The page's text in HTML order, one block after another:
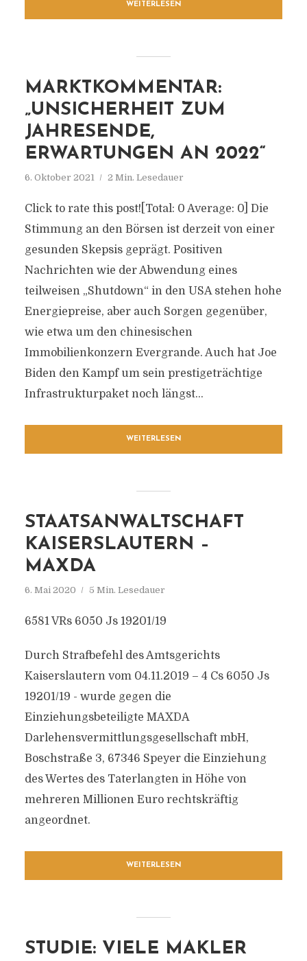
WEITERLESEN
MARKTKOMMENTAR:
„UNSICHERHEIT ZUM
JAHRESENDE,
ERWARTUNGEN AN 2022“
6. Oktober 2021 2 Min. Lesedauer
Click to rate this post![Total: 0 Average: 0] Die
Stimmung an den Börsen ist derzeit von einer
gesunden Skepsis geprägt. Positiven
Nachrichten wie der Abwendung eines
teilweisen „Shutdown“ in den USA stehen hohe
Energiepreise, aber auch Sorgen gegenüber,
wie etwa um den chinesischen
Immobilienkonzern Evergrande. Auch hat Joe
Biden den Kampf um sein prestigeträchtige
Infrastrukturpaket noch längst...
WEITERLESEN
STAATSANWALTSCHAFT
KAISERSLAUTERN –
MAXDA
6. Mai 2020 5 Min. Lesedauer
6581 VRs 6050 Js 19201/19
Durch Strafbefehl des Amtsgerichts
Kaiserslautern vom 04.11.2019 – 4 Cs 6050 Js
19201/19 - wurde gegen die
Einziehungsbeteiligte MAXDA
Darlehensvermittlungsgesellschaft mbH,
Boschstraße 3, 67346 Speyer die Einziehung
des Wertes des Taterlangten in Höhe von
mehreren Millionen Euro rechtskräftig
angeordnet.
WEITERLESEN
STUDIE: VIELE MAKLER